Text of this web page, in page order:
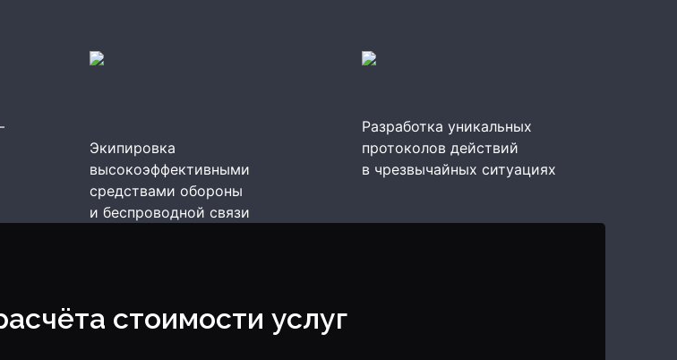
Экипировка
высокоэффективными
средствами обороны
и беспроводной связи
Разработка уникальных
протоколов действий
в чрезвычайных ситуациях
стоимости услуг